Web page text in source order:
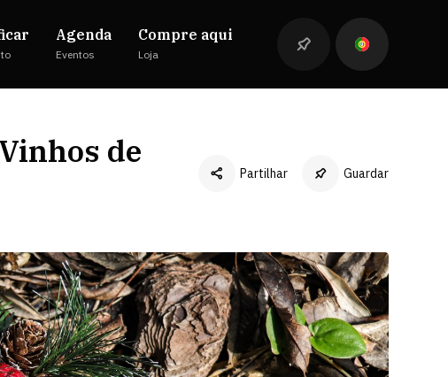
Agenda
Eventos
Compre aqui
Loja
de
Partilhar
LinkedIn
Guardar